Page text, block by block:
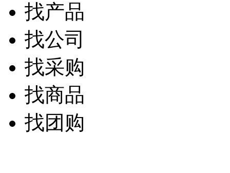
找产品
找公司
找采购
找商品
找团购